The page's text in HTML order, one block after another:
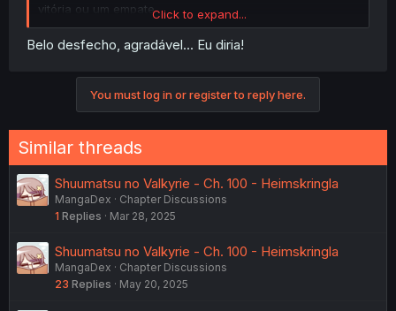
vitória ou um empate.
De qualquer forma, obrigado pelo capítulo ^^
Click to expand...
Belo desfecho, agradável... Eu diria!
You must log in or register to reply here.
Similar threads
Shuumatsu no Valkyrie - Ch. 100 - Heimskringla
MangaDex
Chapter Discussions
1 Replies Mar 28, 2025
Shuumatsu no Valkyrie - Ch. 100 - Heimskringla
MangaDex
Chapter Discussions
23 Replies May 20, 2025